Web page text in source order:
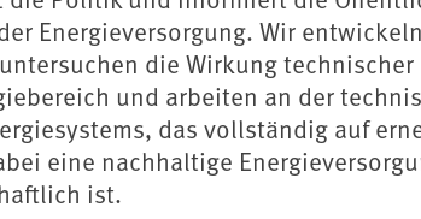
Energieversorgung. Wir
die Wirkung technischer
und arbeiten an der
das vollständig auf
eine nachhaltige
ist.